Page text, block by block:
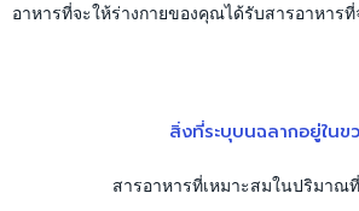
อาหารที่จะให้ร่างกายของคุณได้รับสารอาหารที่
สิ่งที่ระบุบนฉลากอยู่ในข
สารอาหารที่เหมาะสมในปริมาณ